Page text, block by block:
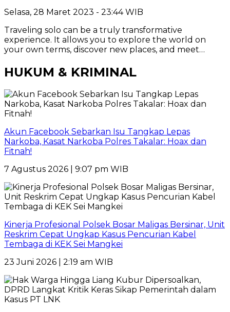
Selasa, 28 Maret 2023 - 23:44 WIB
Traveling solo can be a truly transformative
experience. It allows you to explore the world on
your own terms, discover new places, and meet…
HUKUM & KRIMINAL
Akun Facebook Sebarkan Isu Tangkap Lepas
Narkoba, Kasat Narkoba Polres Takalar: Hoax dan
Fitnah!
7 Agustus 2026 | 9:07 pm WIB
Kinerja Profesional Polsek Bosar Maligas Bersinar, Unit
Reskrim Cepat Ungkap Kasus Pencurian Kabel
Tembaga di KEK Sei Mangkei
23 Juni 2026 | 2:19 am WIB